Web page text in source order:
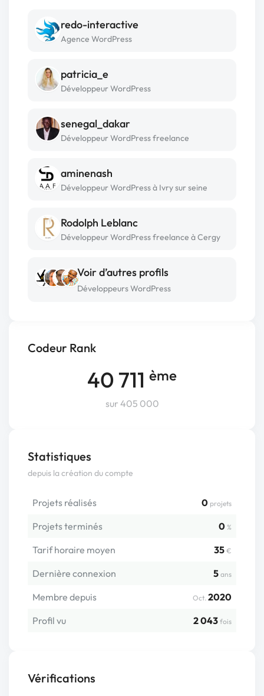
Codeur Rank
40 711 ème
sur 405 000
Statistiques
depuis la création du compte
Projets réalisés 0 projets
Projets terminés 0 %
Tarif horaire moyen 35 €
Dernière connexion 5 ans
Membre depuis Oct. 2020
Profil vu
2 043 fois
Vérifications
redo-interactive
Agence WordPress
patricia_e
Développeur WordPress
senegal_dakar
Développeur WordPress freelance
aminenash
Développeur WordPress à Ivry sur seine
Rodolph Leblanc
Développeur WordPress freelance à Cergy
Voir d’autres profils
Développeurs WordPress